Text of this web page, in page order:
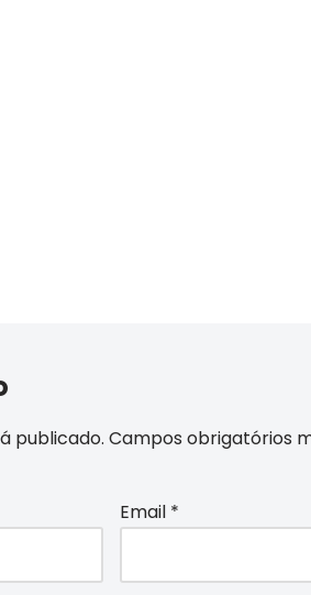
publicado. Campos obrigatórios
Email *